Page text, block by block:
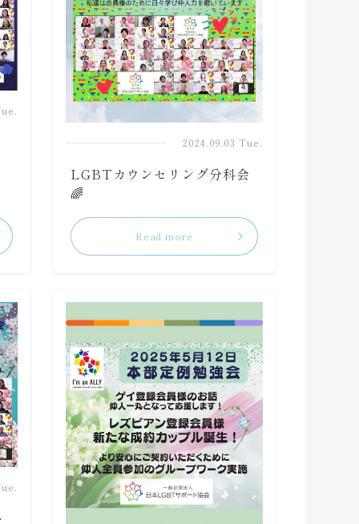
2024.09.03 Tue.
LGBTカウンセリング分科会
🌈
Read more